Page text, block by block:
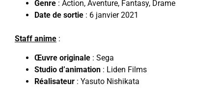
Genre : Action, Aventure, Fantasy, Drame
Date de sortie : 6 janvier 2021
Staff anime :
Œuvre originale : Sega
Studio d’animation : Liden Films
Réalisateur : Yasuto Nishikata